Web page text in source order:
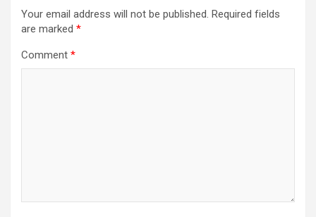
Your email address will not be published. Required fields
are marked *
Comment *